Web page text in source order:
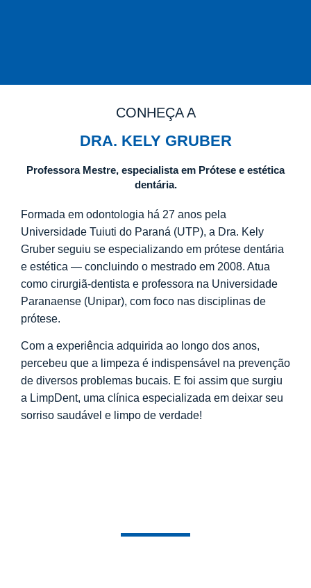
CONHEÇA A
DRA. KELY GRUBER
Professora Mestre, especialista em Prótese e estética
dentária.
Formada em odontologia há 27 anos pela
Universidade Tuiuti do Paraná (UTP), a Dra. Kely
Gruber seguiu se especializando em prótese dentária
e estética — concluindo o mestrado em 2008. Atua
como cirurgiã-dentista e professora na Universidade
Paranaense (Unipar), com foco nas disciplinas de
prótese.
Com a experiência adquirida ao longo dos anos,
percebeu que a limpeza é indispensável na prevenção
de diversos problemas bucais. E foi assim que surgiu
a LimpDent, uma clínica especializada em deixar seu
sorriso saudável e limpo de verdade!